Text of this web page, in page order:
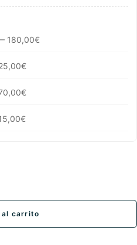
180,00€
€
€
€
al carrito